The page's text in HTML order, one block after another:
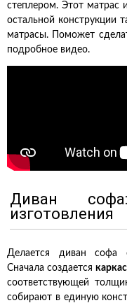
степлером. Этот матрас
остальной конструкции
матрасы. Поможет
подробное видео.
Диван
изготовления
Делается диван софа
Сначала создается каркас
соответствующей
собирают в единую